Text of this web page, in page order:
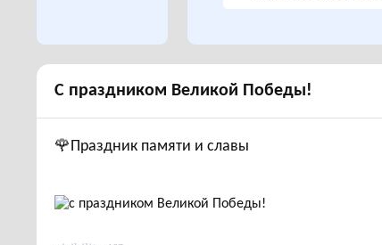
с праздником Великой Победы!
🌹Праздник памяти и славы